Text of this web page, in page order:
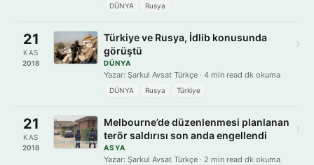
DÜNYA Rusya
21
KAS
2018
Türkiye ve Rusya, İdlib konusunda
görüştü
DÜNYA
Yazar: Şarkul Avsat Türkçe · 4 min read dk okuma
DÜNYA Rusya Türkiye
›
21
KAS
2018
Melbourne’de düzenlenmesi planlanan
terör saldırısı son anda engellendi
ASYA
Yazar: Şarkul Avsat Türkçe · 2 min read dk okuma
›